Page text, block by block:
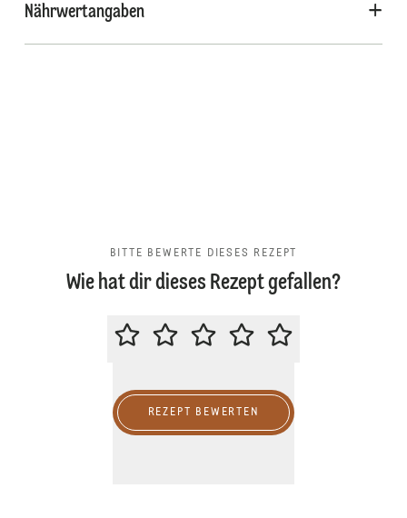
Nährwertangaben
BITTE BEWERTE DIESES REZEPT
Wie hat dir dieses Rezept gefallen?
BITTE BEWERTE DIESES REZEPT
REZEPT BEWERTEN